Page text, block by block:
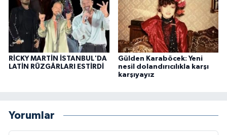
RİCKY MARTİN İSTANBUL'DA
LATİN RÜZGÂRLARI ESTİRDİ
Gülden Karaböcek: Yeni
nesil dolandırıcılıkla karşı
karşıyayız
Yorumlar